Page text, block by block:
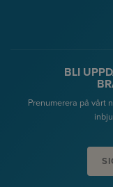
BLI
Prenumerera på vårt